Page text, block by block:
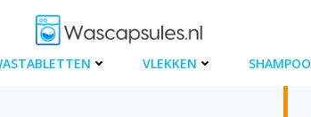
VLEKKEN SHAMPOO